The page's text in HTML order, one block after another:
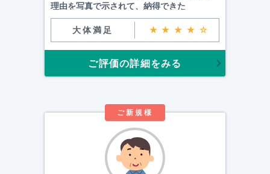
理由を写真で示されて、納得できた
大体満足 ★★★★☆
ご評価の詳細をみる
ご新規様